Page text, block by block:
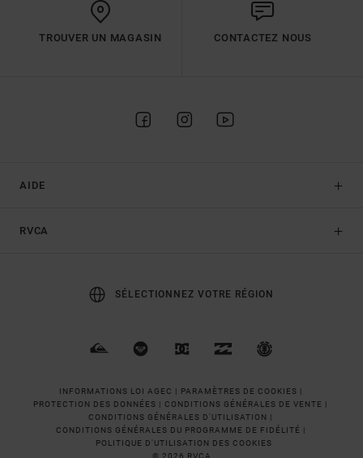
TROUVER UN MAGASIN CONTACTEZ NOUS
AIDE
RVCA
SÉLECTIONNEZ VOTRE RÉGION
INFORMATIONS LOI AGEC | PARAMÈTRES DE COOKIES |
PROTECTION DES DONNÉES | CONDITIONS GÉNÉRALES DE VENTE |
CONDITIONS GÉNÉRALES D'UTILISATION |
CONDITIONS GÉNÉRALES DU PROGRAMME DE FIDÉLITÉ |
POLITIQUE D'UTILISATION DES COOKIES
© 2026 RVCA